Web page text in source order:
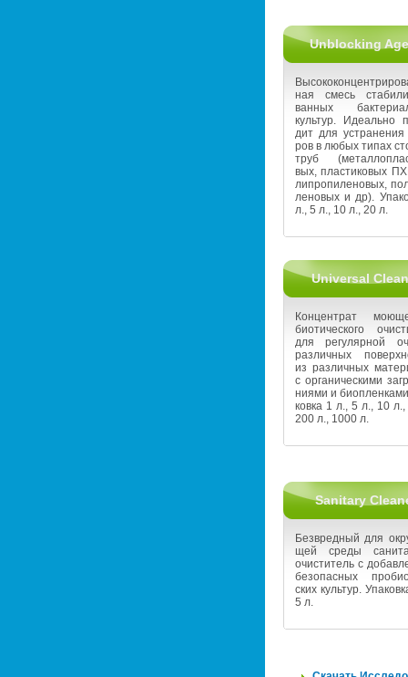
Unblocking
ная смесь
ван­ных
куль­тур. Иде­аль­но
дит для
ров в любых типах
труб
вых, пла­сти­ко­вых
ли­про­пи­ле­но­вых,
ле­но­вых и др).
л., 5 л., 10 л., 20 л.
Universal
Кон­цен­трат
био­ти­че­ско­го
для ре­гу­ляр­ной
раз­лич­ных
из раз­лич­ных
с ор­га­ни­че­ски­ми
ни­я­ми и
ков­ка 1 л., 5 л., 10
200 л., 1000 л.
Sanitary
Без­вред­ный для
щей среды
очи­сти­тель с
без­опас­ных
ских куль­тур.
5 л.